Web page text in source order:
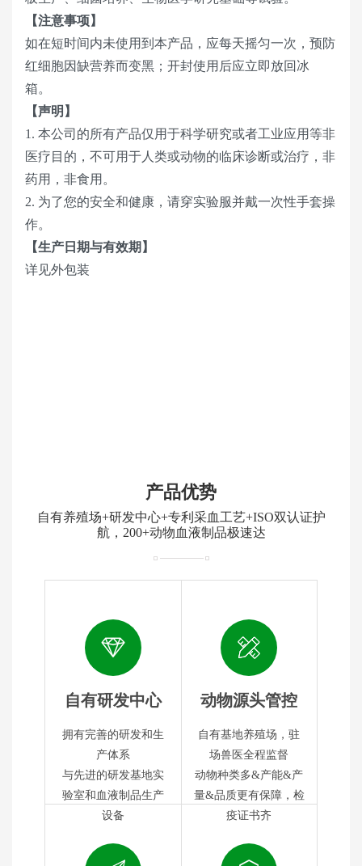
【注意事项】
如在短时间内未使用到本产品，应每天摇匀一次，预防
红细胞因缺营养而变黑；开封使用后应立即放回冰
箱。
【声明】
1. 本公司的所有产品仅用于科学研究或者工业应用等非
医疗目的，不可用于人类或动物的临床诊断或治疗，非
药用，非食用。
2. 为了您的安全和健康，请穿实验服并戴一次性手套操
作。
【生产日期与有效期】
详见外包装
产品优势
自有养殖场+研发中心+专利采血工艺+ISO双认证护
航，200+动物血液制品极速达
自有研发中心
拥有完善的研发和生
产体系
与先进的研发基地实
验室和血液制品生产
设备
动物源头管控
自有基地养殖场，驻
场兽医全程监督
动物种类多&产能&产
量&品质更有保障，检
疫证书齐